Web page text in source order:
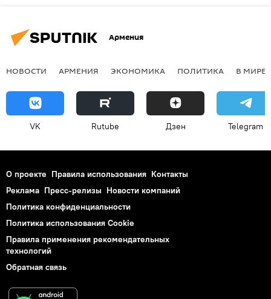
Армения
НОВОСТИ АРМЕНИЯ ЭКОНОМИКА ПОЛИТИКА В МИРЕ
VK Rutube Дзен Telegram
О проекте Правила использования Контакты
Реклама Пресс-релизы Новости компаний
Политика конфиденциальности
Политика использования Cookie
Правила применения рекомендательных
технологий
Обратная связь